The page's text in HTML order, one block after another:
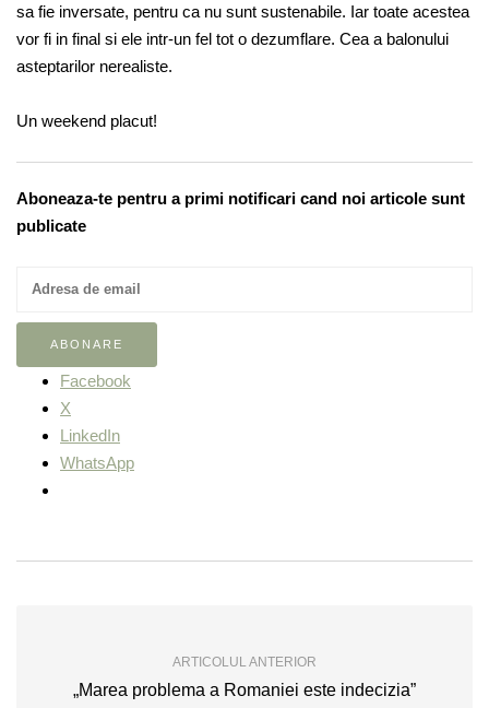
sa fie inversate, pentru ca nu sunt sustenabile. Iar toate acestea
vor fi in final si ele intr-un fel tot o dezumflare. Cea a balonului
asteptarilor nerealiste.
Un weekend placut!
Aboneaza-te pentru a primi notificari cand noi articole sunt
publicate
Facebook
X
LinkedIn
WhatsApp
ARTICOLUL ANTERIOR
„Marea problema a Romaniei este indecizia”